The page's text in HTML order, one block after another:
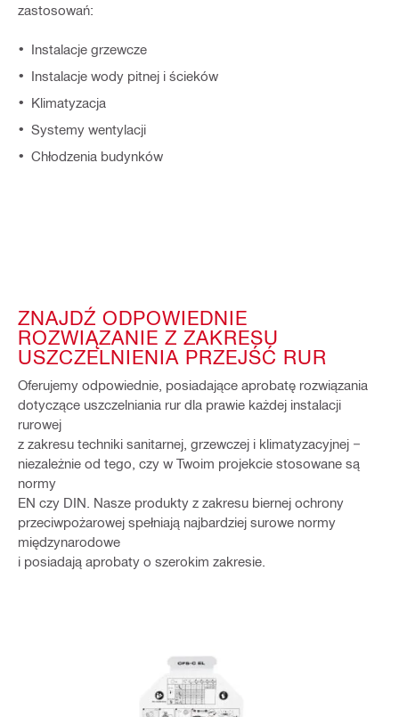
zastosowań:
Instalacje grzewcze
Instalacje wody pitnej i ścieków
Klimatyzacja
Systemy wentylacji
Chłodzenia budynków
ZNAJDŹ ODPOWIEDNIE
ROZWIĄZANIE Z ZAKRESU
USZCZELNIENIA PRZEJŚĆ RUR
Oferujemy odpowiednie, posiadające aprobatę rozwiązania
dotyczące uszczelniania rur dla prawie każdej instalacji
rurowej
z zakresu techniki sanitarnej, grzewczej i klimatyzacyjnej −
niezależnie od tego, czy w Twoim projekcie stosowane są
normy
EN czy DIN. Nasze produkty z zakresu biernej ochrony
przeciwpożarowej spełniają najbardziej surowe normy
międzynarodowe
i posiadają aprobaty o szerokim zakresie.